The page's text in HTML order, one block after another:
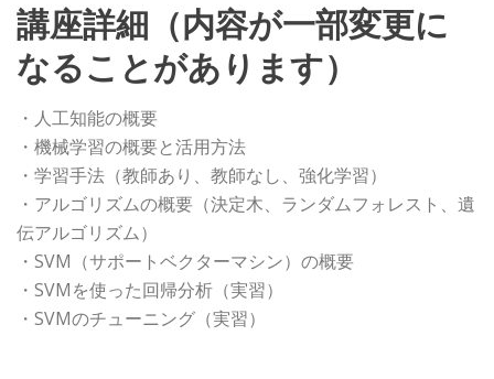
講座詳細（内容が一部変更に
なることがあります）
・人工知能の概要
・機械学習の概要と活用方法
・学習手法（教師あり、教師なし、強化学習）
・アルゴリズムの概要（決定木、ランダムフォレスト、遺
伝アルゴリズム）
・SVM（サポートベクターマシン）の概要
・SVMを使った回帰分析（実習）
・SVMのチューニング（実習）